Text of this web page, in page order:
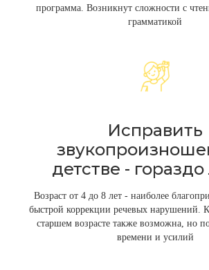
программа. Возникнут сложности с
грамматикой
Исправить
детстве - гораздо
Возраст от 4 до 8 лет - наиболее
быстрой коррекции речевых нарушений.
старшем возрасте также возможна, но
времени и усилий